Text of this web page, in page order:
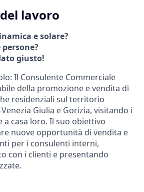
lavoro
e solare?
giusto!
Il Consulente Commerciale
della promozione e vendita di
residenziali sul territorio
Giulia e Gorizia, visitando i
casa loro. Il suo obiettivo
nuove opportunità di vendita e
per i consulenti interni,
con i clienti e presentando